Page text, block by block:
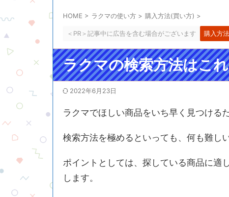
HOME > ラクマの使い方 > 購入方法(買い方) >
＜PR＞記事中に広告を含む場合がございます 購入方
ラクマの検索方法はこ
2022年6月23日
ラクマでほしい商品をいち早く見つける
検索方法を極めるといっても、何も難し
ポイントとしては、探している商品に適
します。